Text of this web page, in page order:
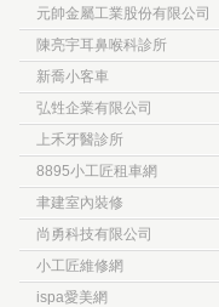
元帥金屬工業股份有限公司
陳亮宇耳鼻喉科診所
新喬小客車
弘甡企業有限公司
上禾牙醫診所
8895小工匠租車網
聿建室內裝修
尚勇科技有限公司
小工匠維修網
ispa愛美網